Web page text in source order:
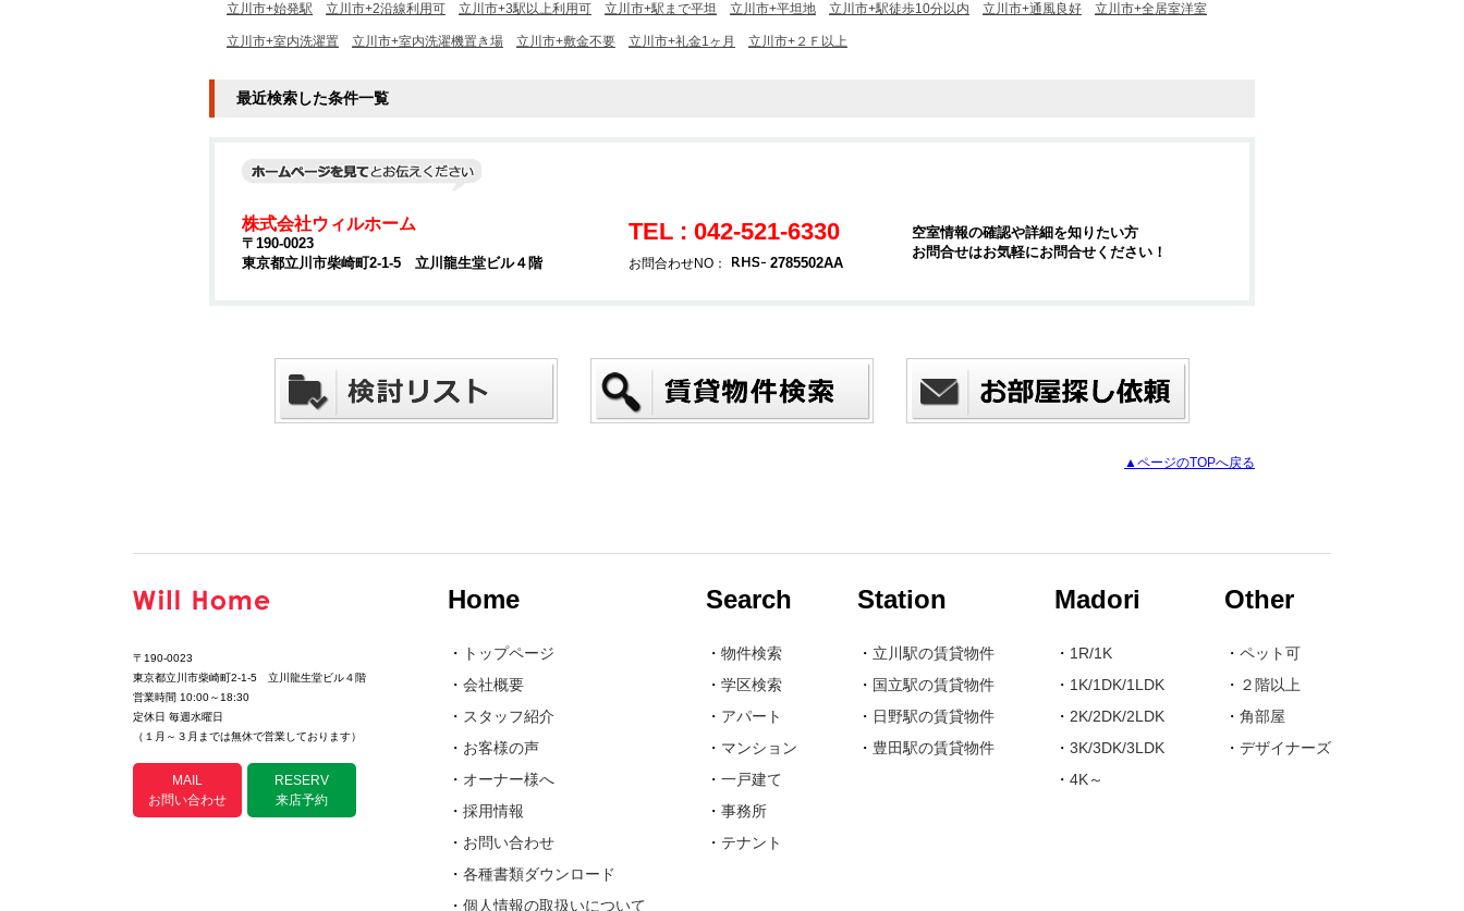
立川市+始発駅 立川市+2沿線利用可 立川市+3駅以上利用可 立川市+駅まで平坦 立川市+平坦地 立川市+駅徒歩10分以内 立川市+通風良好 立川市+全居室洋室
立川市+室内洗濯置 立川市+室内洗濯機置き場 立川市+敷金不要 立川市+礼金1ヶ月 立川市+２Ｆ以上
最近検索した条件一覧
株式会社ウィルホーム
〒190-0023
東京都立川市柴崎町2-1-5 立川龍生堂ビル４階
TEL : 042-521-6330
お問合わせNO： 2785502AA
空室情報の確認や詳細を知りたい方
お問合せはお気軽にお問合せください！
▲ページのTOPへ戻る
〒190-0023
東京都立川市柴崎町2-1-5 立川龍生堂ビル４階
営業時間 10:00～18:30
定休日 毎週水曜日
（１月～３月までは無休で営業しております）
MAIL
お問い合わせ
RESERV
来店予約
Home
・
トップページ
・ 会社概要
・ スタッフ紹介
・ お客様の声
・ オーナー様へ
・ 採用情報
・ お問い合わせ
・ 各種書類ダウンロード
・ 個人情報の取扱いについて
Search
・ 物件検索
・ 学区検索
・ アパート
・ マンション
・ 一戸建て
・ 事務所
・ テナント
Station
・ 立川駅の賃貸物件
・ 国立駅の賃貸物件
・ 日野駅の賃貸物件
・ 豊田駅の賃貸物件
Madori
・ 1R/1K
・ 1K/1DK/1LDK
・ 2K/2DK/2LDK
・ 3K/3DK/3LDK
・ 4K～
Other
・ ペット可
・ ２階以上
・ 角部屋
・ デザイナーズ